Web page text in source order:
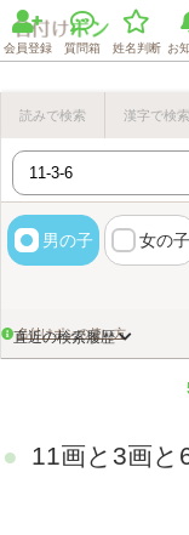
会員登録 質問箱 姓名判断 お
読みで検索 漢字で検索
男の子 女の子
名付けポンの使い方
直近の検索履歴
11画と3画と